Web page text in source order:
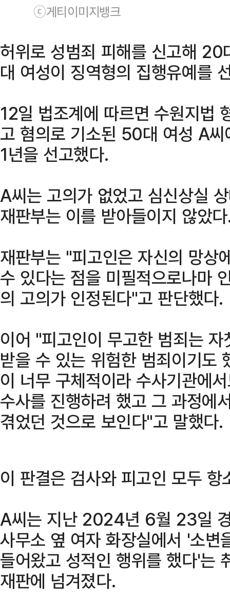
ⓒ게티이미지뱅크
허위로 성범죄 피해를 신고해
대 여성이 징역형의 집행유예를
12일 법조계에 따르면 수원지법
고 혐의로 기소된 50대 여성 A
1년을 선고했다.
A씨는 고의가 없었고 심신상실
재판부는 이를 받아들이지 않았
재판부는 "피고인은 자신의 망상
수 있다는 점을 미필적으로나마
의 고의가 인정된다"고 판단했다.
이어 "피고인이 무고한 범죄는
받을 수 있는 위험한 범죄이기도
이 너무 구체적이라 수사기관에
수사를 진행하려 했고 그 과정에
겪었던 것으로 보인다"고 말했다.
이 판결은 검사와 피고인 모두
A씨는 지난 2024년 6월 23일
사무소 옆 여자 화장실에서 '소변
들어왔고 성적인 행위를 했다'는
재판에 넘겨졌다.